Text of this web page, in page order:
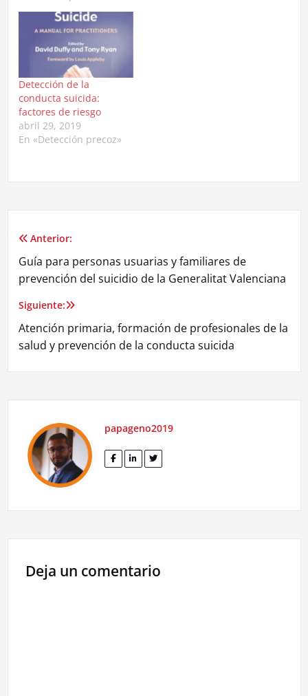
Integral Peninsular en
Mérida (México)
participa en Radio
Yucatán en el espacio
Voces en Movimiento
destacando los factores
protectores de la
conducta suicida y las
señales que existen
para la detección
precoz…
Detección de la
conducta suicida:
factores de riesgo
abril 29, 2019
En «Detección precoz»
Navegación
de
entradas
Anterior:
Guía para personas usuarias y familiares de
prevención del suicidio de la Generalitat Valenciana
Siguiente:
Atención primaria, formación de profesionales de la
salud y prevención de la conducta suicida
papageno2019
Deja un comentario